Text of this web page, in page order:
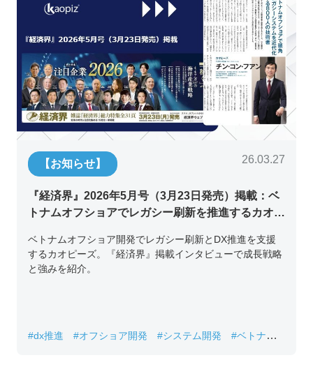
【お知らせ】 26.03.27
『経済界』2026年5月号（3月23日発売）掲載：ベ
トナムオフショアでレガシー刷新を推進するカオピ
ベトナムオフショア開発でレガシー刷新とDX推進を支援
するカオピーズ。『経済界』掲載インタビューで成長戦略
と強みを紹介。
#dx推進 #オフショア開発 #システム開発
#ベトナムIT